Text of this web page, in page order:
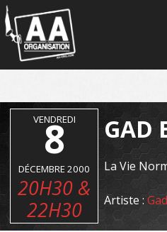
Panneau de gestion des cookies
VENDREDI
8
DÉCEMBRE 2000
20H30 &
22H30
GAD
La Vie
Artiste :